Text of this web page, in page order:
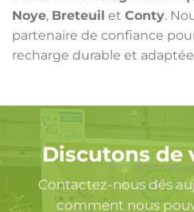
Noye, Breteuil et Conty.
partenaire de confiance
recharge durable et
Discutons de
Contactez-nous dés
comment nous